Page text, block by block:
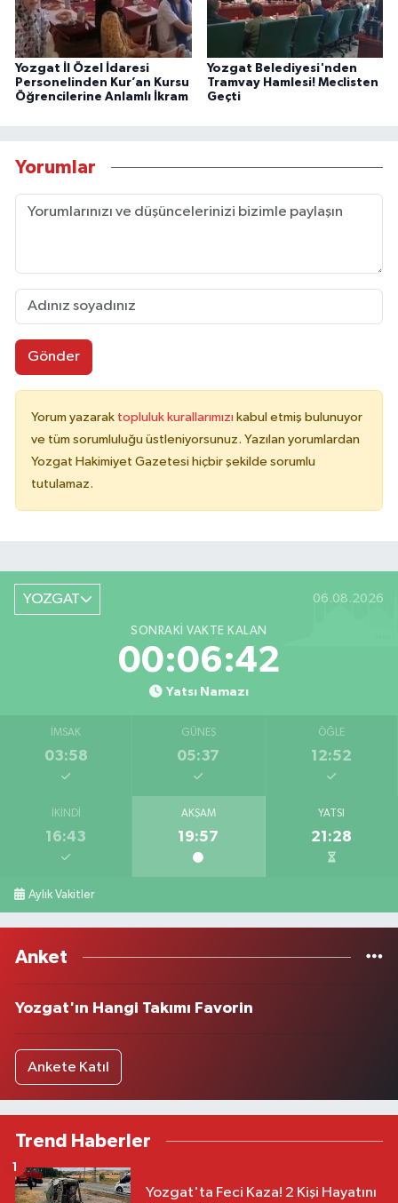
Yozgat İl Özel İdaresi
Personelinden Kur’an Kursu
Öğrencilerine Anlamlı İkram
Yozgat Belediyesi'nden
Tramvay Hamlesi! Meclisten
Geçti
Yorumlar
Gönder
Yorum yazarak topluluk kurallarımızı kabul etmiş bulunuyor
ve tüm sorumluluğu üstleniyorsunuz. Yazılan yorumlardan
Yozgat Hakimiyet Gazetesi hiçbir şekilde sorumlu
tutulamaz.
YOZGAT 06.08.2026
SONRAKI VAKTE KALAN
00:06:42
Yatsı Namazı
İMSAK
03:58
GÜNEŞ
05:37
ÖĞLE
12:52
İKINDI
16:43
AKŞAM
19:57
YATSI
21:28
Aylık Vakitler
Anket
Yozgat'ın Hangi Takımı Favorin
Ankete Katıl
Trend Haberler
Yozgat'ta Feci Kaza! 2 Kişi Hayatını
1